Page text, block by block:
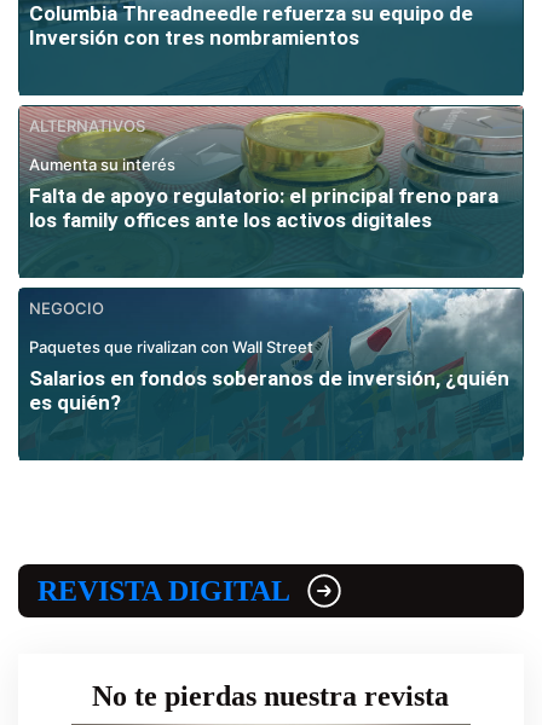
Columbia Threadneedle refuerza su equipo de
Inversión con tres nombramientos
ALTERNATIVOS
Aumenta su interés
Falta de apoyo regulatorio: el principal freno para
los family offices ante los activos digitales
NEGOCIO
Paquetes que rivalizan con Wall Street
Salarios en fondos soberanos de inversión, ¿quién
es quién?
REVISTA DIGITAL
No te pierdas nuestra revista